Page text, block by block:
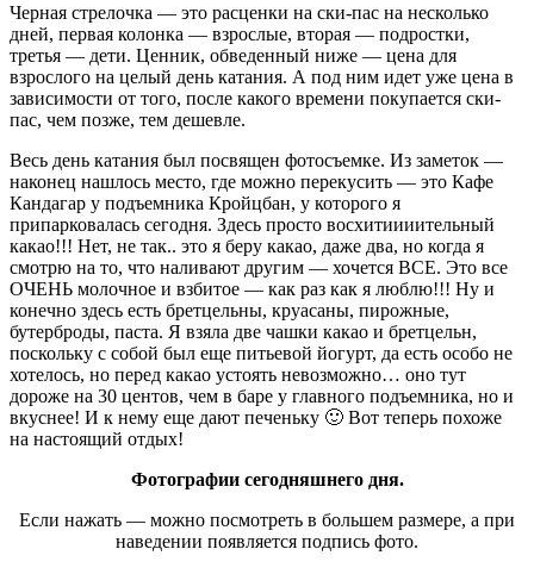
Черная стрелочка — это расценки на ски-пас на несколько
дней, первая колонка — взрослые, вторая — подростки,
третья — дети. Ценник, обведенный ниже — цена для
взрослого на целый день катания. А под ним идет уже цена в
зависимости от того, после какого времени покупается ски-
пас, чем позже, тем дешевле.
Весь день катания был посвящен фотосъемке. Из заметок —
наконец нашлось место, где можно перекусить — это Кафе
Кандагар у подъемника Кройцбан, у которого я
припарковалась сегодня. Здесь просто восхитиииительный
какао!!! Нет, не так.. это я беру какао, даже два, но когда я
смотрю на то, что наливают другим — хочется ВСЕ. Это все
ОЧЕНЬ молочное и взбитое — как раз как я люблю!!! Ну и
конечно здесь есть бретцельны, круасаны, пирожные,
бутерброды, паста. Я взяла две чашки какао и бретцельн,
поскольку с собой был еще питьевой йогурт, да есть особо не
хотелось, но перед какао устоять невозможно… оно тут
дороже на 30 центов, чем в баре у главного подъемника, но и
вкуснее! И к нему еще дают печеньку 🙂 Вот теперь похоже
на настоящий отдых!
Фотографии сегодняшнего дня.
Если нажать — можно посмотреть в большем размере, а при
наведении появляется подпись фото.